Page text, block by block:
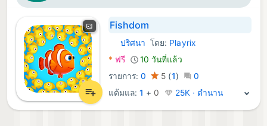
Fishdom
macOS เกม:
ปริศนา โดย: Playrix
* ฟรี
10 วันที่แล้ว
รายการ:0 5 (1)
0
แต้มแล: 1 + 0 25K · ตำนาน